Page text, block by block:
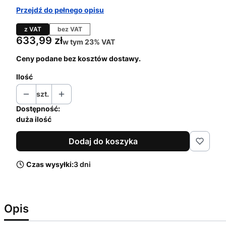
Przejdź do pełnego opisu
z VAT bez VAT
Cena
633,99 złw tym 23% VAT
w tym 23% VAT
Ceny podane bez kosztów dostawy.
Ilość
szt.
Dostępność:
duża ilość
Dodaj do koszyka
Czas wysyłki:3 dni
Opis